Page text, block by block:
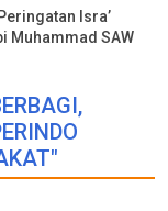
Isra’
Muhammad SAW